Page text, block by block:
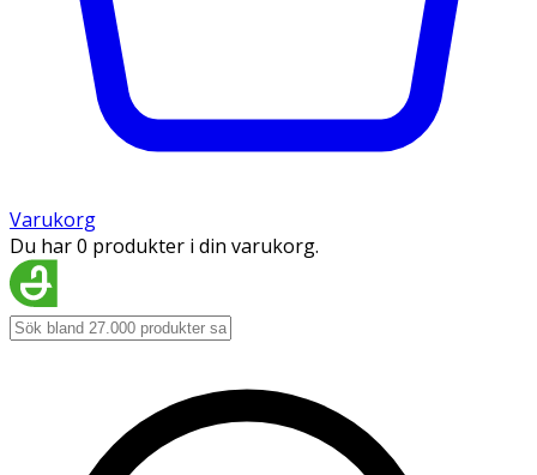
Varukorg
Du har 0 produkter i din varukorg.